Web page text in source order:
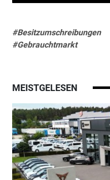
#Besitzumschreibungen
#Gebrauchtmarkt
MEISTGELESEN